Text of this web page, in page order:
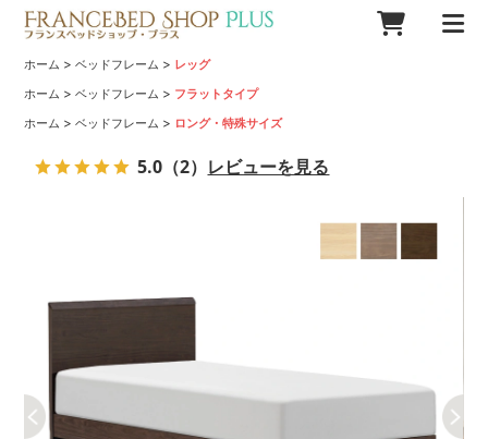
ホーム >ベッドフレーム > レッグ
ホーム >ベッドフレーム > フラットタイプ
ホーム >ベッドフレーム > ロング・特殊サイズ
5.0 （2） レビューを見る